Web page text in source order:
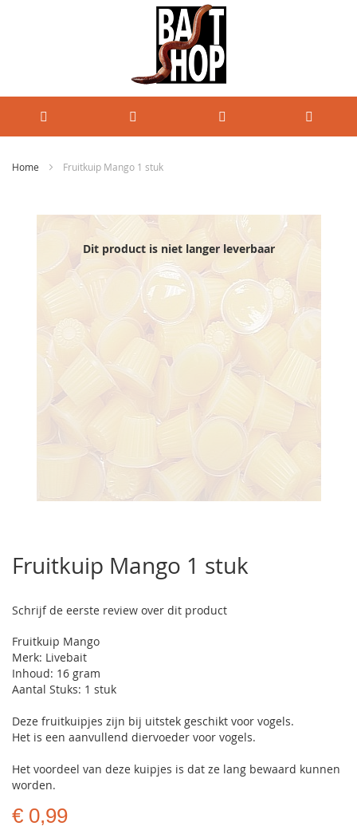
Home Fruitkuip Mango 1 stuk
afbeeldingen-
Dit product is niet langer leverbaar
het
begin
de
gallerij
Fruitkuip Mango 1 stuk
Schrijf de eerste review over dit product
Fruitkuip Mango
Merk: Livebait
Inhoud: 16 gram
Aantal Stuks: 1 stuk
Deze fruitkuipjes zijn bij uitstek geschikt voor vogels.
Het is een aanvullend diervoeder voor vogels.
Het voordeel van deze kuipjes is dat ze lang bewaard kunnen
worden.
€ 0,99